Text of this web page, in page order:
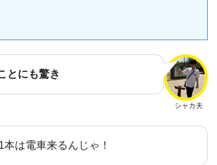
シャカ夫
とにも驚き
本は電車来るんじゃ！